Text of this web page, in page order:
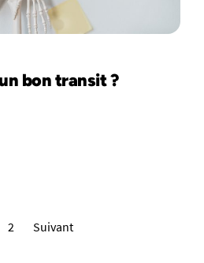
bon transit ?
2 Suivant